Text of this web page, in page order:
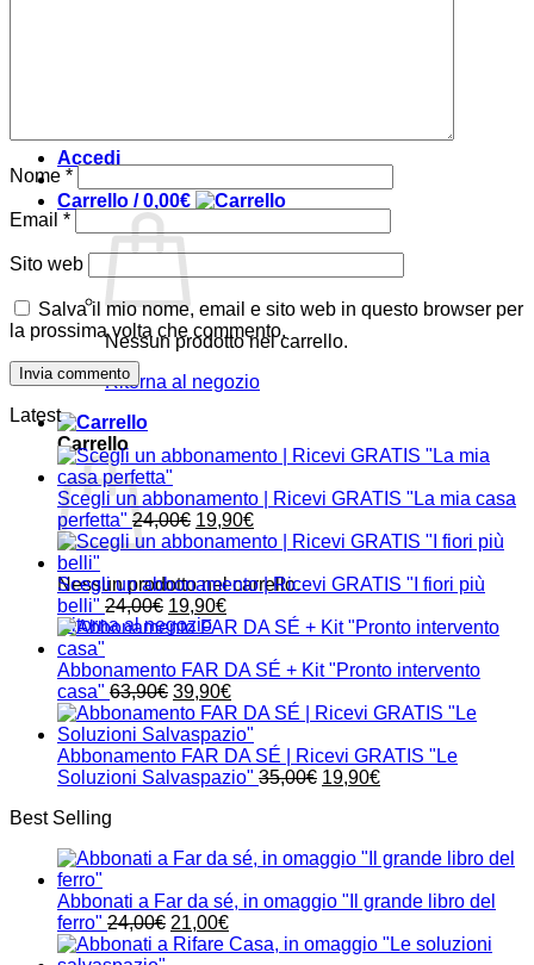
Accedi
Carrello /0,00€
Nessun prodotto nel carrello.
Ritorna al negozio
Carrello
Nessun prodotto nel carrello.
Ritorna al negozio
Nome *
Email *
Sito web
Salva il mio nome, email e sito web in questo browser per
la prossima volta che commento.
Latest
Scegli un abbonamento | Ricevi GRATIS "La mia casa
perfetta" 24,00€ Il
prezzo
era:
24,00€.
19,90€Il
prezzo
è:
Scegli un abbonamento | Ricevi GRATIS "I fiori più
belli" 24,00€ Il
prezzo
era:
24,00€.
19,90€Il
prezzo
è:
19,90€.
Abbonamento FAR DA SÉ + Kit "Pronto intervento
casa" 63,90€ Il
prezzo
originale
era:
63,90€.
39,90€Il
prezzo
attuale
è:
39,90€.
Abbonamento FAR DA SÉ | Ricevi GRATIS "Le
Soluzioni Salvaspazio" 35,00€ Il
35,00€.
19,90€Il
19,90€.
Best Selling
Abbonati a Far da sé, in omaggio "Il grande libro del
ferro" 24,00€ Il
prezzo
21,00€Il
prezzo